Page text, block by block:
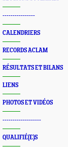
----------------
CALENDRIERS
RECORDS ACLAM
RÉSULTATS ET BILANS
LIENS
PHOTOS ET VIDÉOS
-------------------
QUALIFIÉ(E)S